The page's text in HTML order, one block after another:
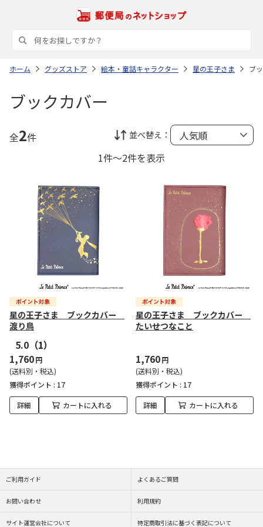
ホーム グッズストア 絵本・童話キャラクター 星の王子さま ブ
ブックカバー
全2件 並べ替え：
1件～2件を表示
星の王子さま ブックカバー
渡り鳥
5.0 （1）
1,760円
(送料別・税込)
獲得ポイント : 17
詳細 カートに入れる
星の王子さま ブックカバー
たいせつなこと
1,760円
(送料別・税込)
獲得ポイント : 17
詳細 カートに入れる
ご利用ガイド よくあるご質問
お問い合わせ 利用規約
サイト運営会社について 特定商取引法に基づく表記について